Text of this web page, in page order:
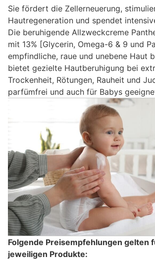
Sie fördert die Zellerneuerung,
Hautregeneration und spendet
Die beruhigende Allzweckcreme
mit 13% [Glycerin, Omega-6 & 9 und
empfindliche, raue und unebene Haut
bietet gezielte Hautberuhigung bei
Trockenheit, Rötungen, Rauheit und
parfümfrei und auch für Babys
Folgende Preisempfehlungen gelten
jeweiligen Produkte: